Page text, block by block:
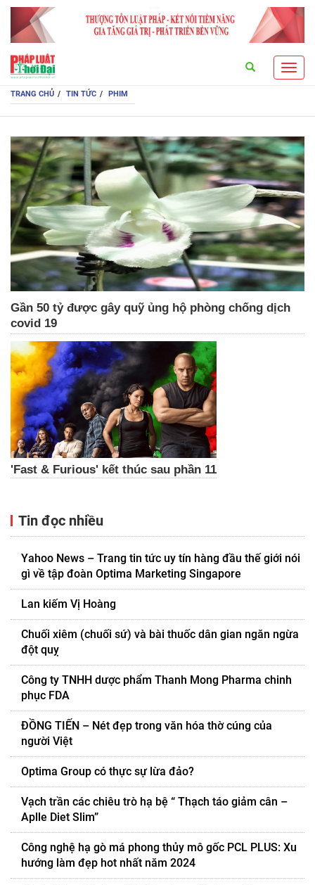
TRANG CHỦ TIN TỨC PHIM
Gần 50 tỷ được gây quỹ ủng hộ phòng chống dịch
covid 19
'Fast & Furious' kết thúc sau phần 11
Tin đọc nhiều
Yahoo News – Trang tin tức uy tín hàng đầu thế giới nói
gì về tập đoàn Optima Marketing Singapore
Lan kiếm Vị Hoàng
Chuối xiêm (chuối sứ) và bài thuốc dân gian ngăn ngừa
đột quỵ
Công ty TNHH dược phẩm Thanh Mong Pharma chinh
phục FDA
ĐỒNG TIẾN – Nét đẹp trong văn hóa thờ cúng của
người Việt
Optima Group có thực sự lừa đảo?
Vạch trần các chiêu trò hạ bệ “ Thạch táo giảm cân –
Aplle Diet Slim”
Công nghệ hạ gò má phong thủy mô gốc PCL PLUS: Xu
hướng làm đẹp hot nhất năm 2024